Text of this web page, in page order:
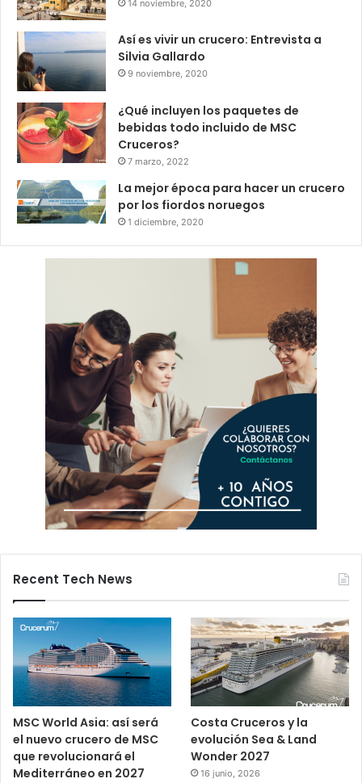
14 noviembre, 2020
Así es vivir un crucero: Entrevista a
Silvia Gallardo
9 noviembre, 2020
¿Qué incluyen los paquetes de
bebidas todo incluido de MSC
Cruceros?
7 marzo, 2022
La mejor época para hacer un crucero
por los fiordos noruegos
1 diciembre, 2020
Recent Tech News
MSC World Asia: así será
el nuevo crucero de MSC
que revolucionará el
Mediterráneo en 2027
Costa Cruceros y la
evolución Sea & Land
Wonder 2027
16 junio, 2026